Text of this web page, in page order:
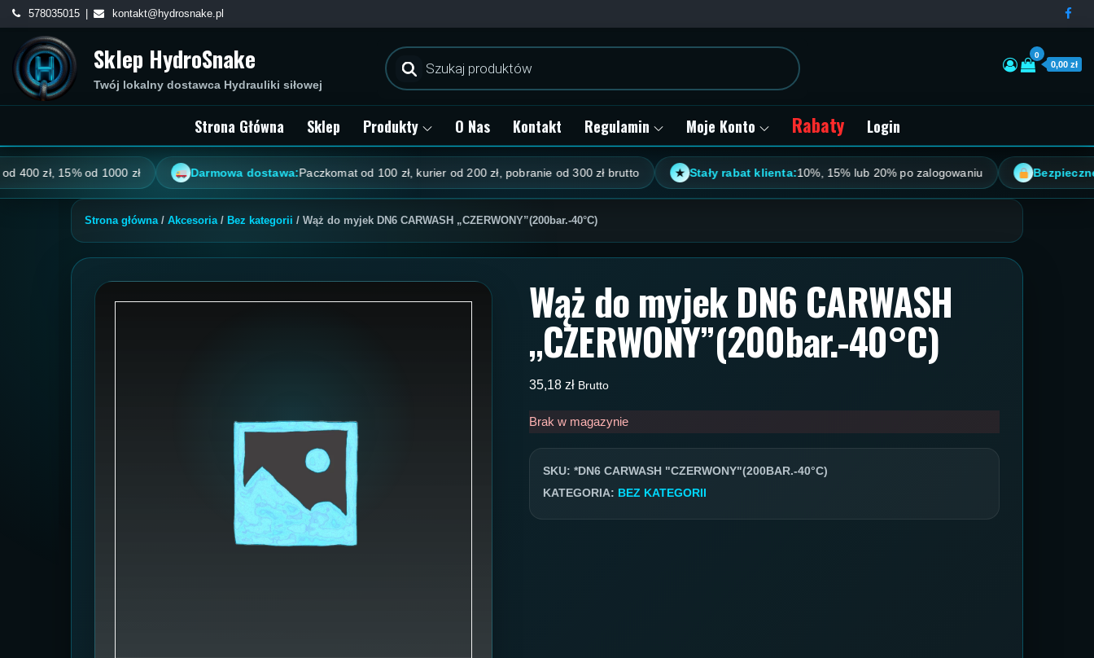
Skip
content
578035015 kontakt@hydrosnake.pl
Sklep HydroSnake
Twój lokalny dostawca Hydrauliki siłowej
Wyszukiwarka
produktów
0
0,00 zł
Strona Główna Sklep Produkty O Nas Kontakt Regulamin Moje Konto Rabaty Login
zł, 15% od 1000 zł Darmowa dostawa:Paczkomat od 100 zł, kurier od 200 zł, pobranie od 300 zł brutto ★ Stały rabat klienta:10%, 15% lub 20% po zalogowaniu Bezpieczne
Strona główna/ Akcesoria/ Bez kategorii / Wąż do myjek DN6 CARWASH „CZERWONY”(200bar.-40°C)
Wąż do myjek DN6 CARWASH
„CZERWONY”(200bar.-40°C)
35,18 zł Brutto
Brak w magazynie
SKU: *DN6 CARWASH "CZERWONY"(200BAR.-40°C)
KATEGORIA: BEZ KATEGORII